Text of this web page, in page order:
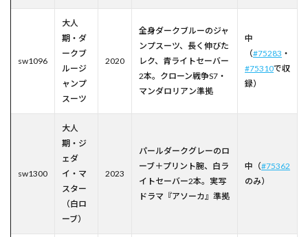
sw1096
大人
期・ダ
ークブ
ルージ
ャンプ
スーツ
2020
全身ダークブルーのジャ
ンプスーツ、長く伸びた
レク、青ライトセーバー
2本。クローン戦争S7・
マンダロリアン準拠
中
（#75283 ・
#75310で収
録）
sw1300
大人
期・ジ
ェダ
イ・マ
スター
（白ロ
ーブ）
2023
パールダークグレーのロ
ーブ＋プリント腕、白ラ
イトセーバー2本。実写
ドラマ『アソーカ』準拠
中（#75362
のみ）